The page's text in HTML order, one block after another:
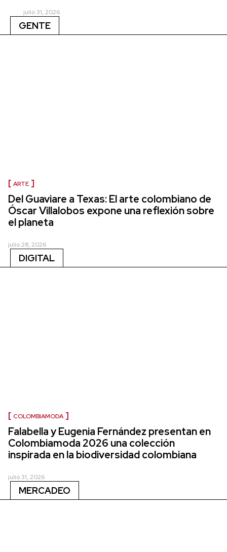
julio 31, 2026
GENTE
ARTE
Del Guaviare a Texas: El arte colombiano de
Óscar Villalobos expone una reflexión sobre
el planeta
julio 28, 2026
DIGITAL
COLOMBIAMODA
Falabella y Eugenia Fernández presentan en
Colombiamoda 2026 una colección
inspirada en la biodiversidad colombiana
julio 31, 2026
MERCADEO